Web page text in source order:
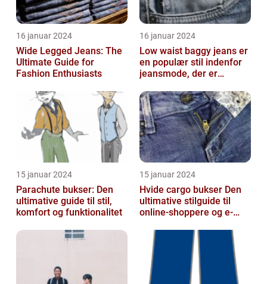
16 januar 2024
Wide Legged Jeans: The
Ultimate Guide for
Fashion Enthusiasts
16 januar 2024
Low waist baggy jeans er
en populær stil indenfor
jeansmode, der er
talje og ...
15 januar 2024
Parachute bukser: Den
ultimative guide til stil,
komfort og funktionalitet
15 januar 2024
Hvide cargo bukser Den
ultimative stilguide til
online-shoppere og e-